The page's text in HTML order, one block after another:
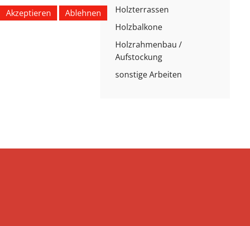
Holzterrassen
Holzbalkone
Holzrahmenbau /
Aufstockung
sonstige Arbeiten
Akzeptieren
Ablehnen